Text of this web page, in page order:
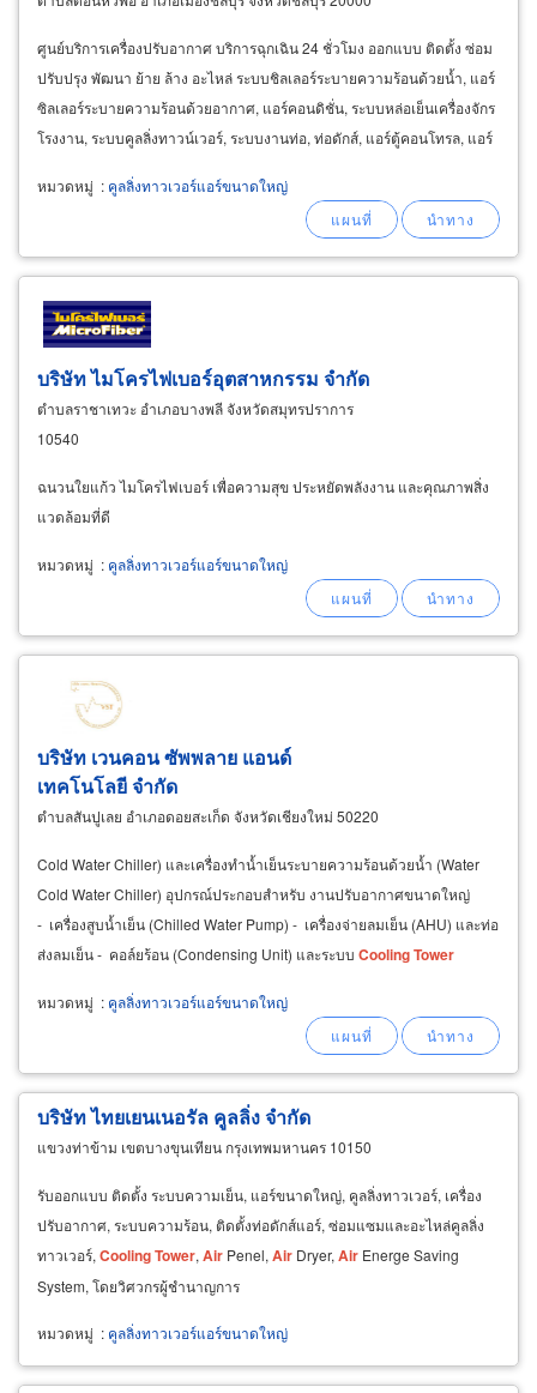
ศูนย์บริการเครื่องปรับอากาศ บริการฉุกเฉิน 24 ชั่วโมง ออกแบบ ติดตั้ง ซ่อม
ปรับปรุง พัฒนา ย้าย ล้าง อะไหล่ ระบบชิลเลอร์ระบายความร้อนด้วยน้ำ, แอร์
ซิลเลอร์ระบายความร้อนด้วยอากาศ, แอร์คอนดิชั่น, ระบบหล่อเย็นเครื่องจักร
โรงงาน, ระบบคูลลิ่งทาวน์เวอร์, ระบบงานท่อ, ท่อดักส์, แอร์ตู้คอนโทรล, แอร์
หมวดหมู่ : คูลลิ่งทาวเวอร์แอร์ขนาดใหญ่
บริษัท ไมโครไฟเบอร์อุตสาหกรรม จำกัด
ตำบลราชาเทวะ อำเภอบางพลี จังหวัดสมุทรปราการ
10540
ฉนวนใยแก้ว ไมโครไฟเบอร์ เพื่อความสุข ประหยัดพลังงาน และคุณภาพสิ่ง
แวดล้อมที่ดี
หมวดหมู่ : คูลลิ่งทาวเวอร์แอร์ขนาดใหญ่
บริษัท เวนคอน ซัพพลาย แอนด์
เทคโนโลยี จำกัด
ตำบลสันปูเลย อำเภอดอยสะเก็ด จังหวัดเชียงใหม่ 50220
Cold Water Chiller) และเครื่องทำน้ำเย็นระบายความร้อนด้วยน้ำ (Water
Cold Water Chiller) อุปกรณ์ประกอบสำหรับ งานปรับอากาศขนาดใหญ่
- เครื่องสูบน้ำเย็น (Chilled Water Pump) - เครื่องจ่ายลมเย็น (AHU) และท่อ
ส่งลมเย็น - คอล์ยร้อน (Condensing Unit) และระบบ CoolingTower
หมวดหมู่ : คูลลิ่งทาวเวอร์แอร์ขนาดใหญ่
บริษัท ไทยเยนเนอรัล คูลลิ่ง จำกัด
แขวงท่าข้าม เขตบางขุนเทียน กรุงเทพมหานคร 10150
รับออกแบบ ติดตั้ง ระบบความเย็น, แอร์ขนาดใหญ่, คูลลิ่งทาวเวอร์, เครื่อง
ปรับอากาศ, ระบบความร้อน, ติดตั้งท่อดักส์แอร์, ซ่อมแซมและอะไหล่คูลลิ่ง
ทาวเวอร์, CoolingTower, Air Penel, Air Dryer, Air Energe Saving
System, โดยวิศวกรผู้ชำนาญการ
หมวดหมู่ : คูลลิ่งทาวเวอร์แอร์ขนาดใหญ่